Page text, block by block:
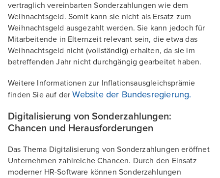
vertraglich vereinbarten Sonderzahlungen wie dem
Weihnachtsgeld. Somit kann sie nicht als Ersatz zum
Weihnachtsgeld ausgezahlt werden. Sie kann jedoch für
Mitarbeitende in Elternzeit relevant sein, die etwa das
Weihnachtsgeld nicht (vollständig) erhalten, da sie im
betreffenden Jahr nicht durchgängig gearbeitet haben.
Weitere Informationen zur Inflationsausgleichsprämie
finden Sie auf derWebsite der Bundesregierung.
Digitalisierung von Sonderzahlungen:
Chancen und Herausforderungen
Das Thema Digitalisierung von Sonderzahlungen eröffnet
Unternehmen zahlreiche Chancen. Durch den Einsatz
moderner HR-Software können Sonderzahlungen